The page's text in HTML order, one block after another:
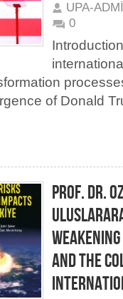
UPA-
0
of Donald
PROF. DR.
AND THE